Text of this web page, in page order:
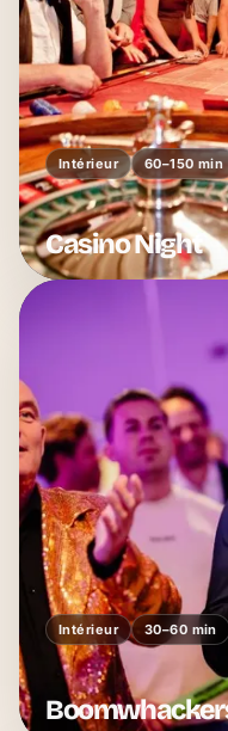
Intérieur 60–150 min
Casino Night
Intérieur 30–60 min